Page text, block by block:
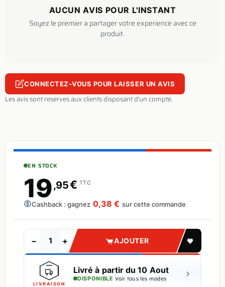
AUCUN AVIS POUR L'INSTANT
Soyez le premier a partager votre experience avec ce
produit.
CONNECTEZ-VOUS POUR LAISSER UN AVIS
Les avis sont reserves aux clients disposant d'un compte.
EN STOCK
19 ,95€ TTC
Cashback : gagnez 0,38 € sur cette commande
− + AJOUTER
LIVRAISON
Livré à partir du 10 Aout
DISPONIBLE ·Voir tous les modes